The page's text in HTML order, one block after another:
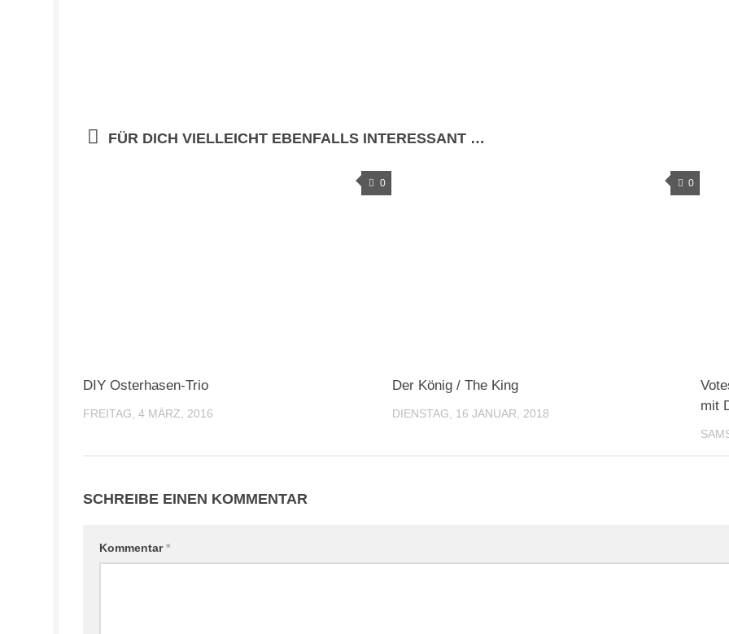
FÜR DICH VIELLEICHT EBENFALLS INTERESSANT …
0
DIY Osterhasen-Trio
FREITAG, 4 MÄRZ, 2016
0
Der König / The King
DIENSTAG, 16 JANUAR, 2018
mit
SCHREIBE EINEN KOMMENTAR
Kommentar*